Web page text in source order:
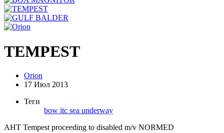
TEMPEST
Orion
17 Июл 2013
Теги
bow itc sea underway
AHT Tempest proceeding to disabled m/v NORMED